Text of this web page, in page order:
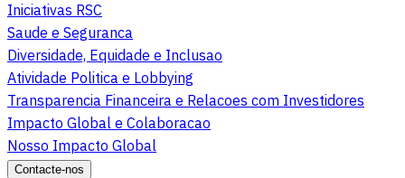
Iniciativas RSC
Saude e Seguranca
Diversidade, Equidade e Inclusao
Atividade Politica e Lobbying
Transparencia Financeira e Relacoes com Investidores
Impacto Global e Colaboracao
Nosso Impacto Global
Contacte-nos